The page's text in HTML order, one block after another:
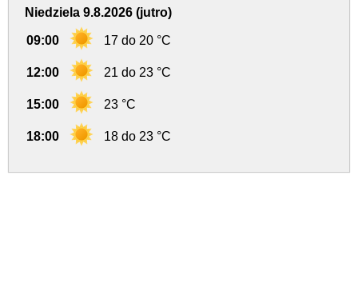
Niedziela 9.8.2026 (jutro)
09:00 17 do 20 °C
12:00 21 do 23 °C
15:00 23 °C
18:00 18 do 23 °C